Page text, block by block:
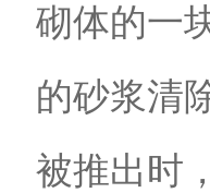
砌体的一
的砂浆清
被推出时